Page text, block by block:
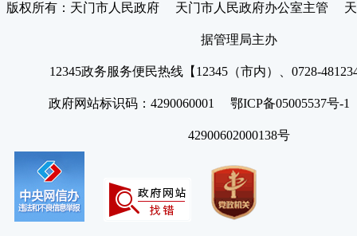
版权所有：天门市人民政府 天门市人民政府办公室主管 天
据管理局主办
12345政务服务便民热线【12345（市内）、0728-
政府网站标识码：4290060001 鄂ICP备05005537号
42900602000138号